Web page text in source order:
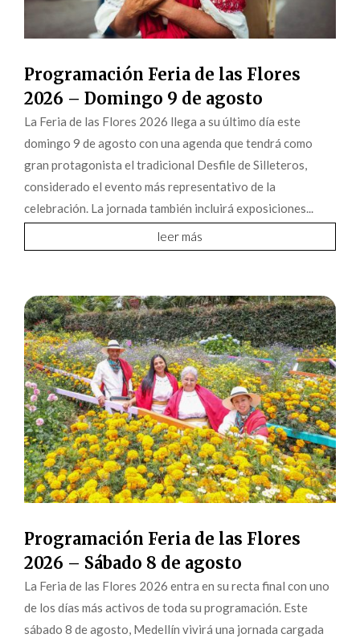
Programación Feria de las Flores
2026 – Domingo 9 de agosto
La Feria de las Flores 2026 llega a su último día este
domingo 9 de agosto con una agenda que tendrá como
gran protagonista el tradicional Desfile de Silleteros,
considerado el evento más representativo de la
celebración. La jornada también incluirá exposiciones...
leer más
Programación Feria de las Flores
2026 – Sábado 8 de agosto
La Feria de las Flores 2026 entra en su recta final con uno
de los días más activos de toda su programación. Este
sábado 8 de agosto, Medellín vivirá una jornada cargada